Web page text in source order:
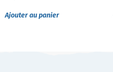
Ajouter au panier